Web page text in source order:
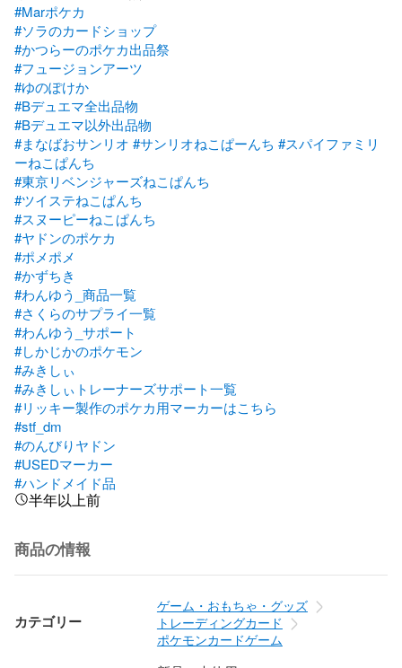
#Marポケカ
#ソラのカードショップ
#かつらーのポケカ出品祭
#フュージョンアーツ
#ゆのぽけか
#Bデュエマ全出品物
#Bデュエマ以外出品物
#まなばおサンリオ #サンリオねこぱーんち #スパイファミリ
ーねこぱんち
#東京リベンジャーズねこぱんち
#ツイステねこぱんち
#スヌーピーねこぱんち
#ヤドンのポケカ
#ポメポメ
#かずちき
#わんゆう_商品一覧
#さくらのサプライ一覧
#わんゆう_サポート
#しかじかのポケモン
#みきしぃ
#みきしぃトレーナーズサポート一覧
#リッキー製作のポケカ用マーカーはこちら
#stf_dm
#のんびりヤドン
#USEDマーカー
#ハンドメイド品
半年以上前
商品の情報
カテゴリー
ゲーム・おもちゃ・グッズ
トレーディングカード
ポケモンカードゲーム